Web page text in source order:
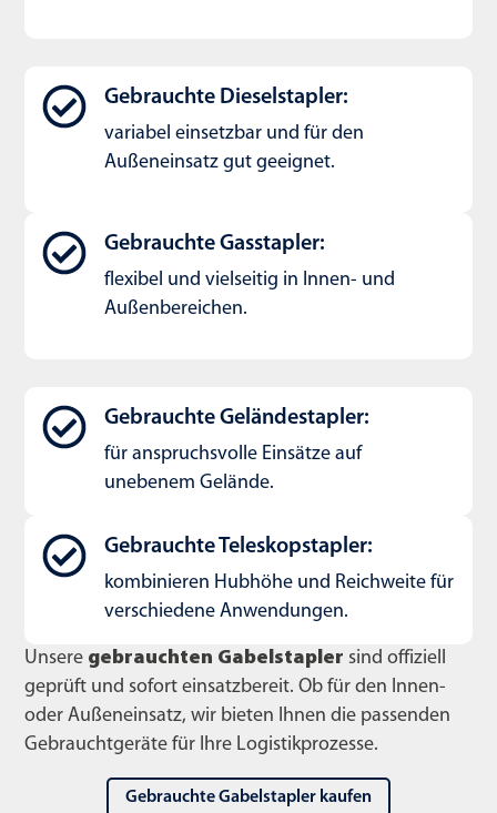
Gebrauchte Dieselstapler:
variabel einsetzbar und für den
Außeneinsatz gut geeignet.
Gebrauchte Gasstapler:
flexibel und vielseitig in Innen- und
Außenbereichen.
Gebrauchte Geländestapler:
für anspruchsvolle Einsätze auf
unebenem Gelände.
Gebrauchte Teleskopstapler:
kombinieren Hubhöhe und Reichweite für
verschiedene Anwendungen.
Unsere gebrauchten Gabelstapler sind offiziell
geprüft und sofort einsatzbereit. Ob für den Innen-
oder Außeneinsatz, wir bieten Ihnen die passenden
Gebrauchtgeräte für Ihre Logistikprozesse.
Gebrauchte Gabelstapler kaufen